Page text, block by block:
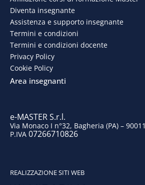
b
o
k
e
d
Diventa insegnante
Assistenza e supporto insegnante
Termini e condizioni
Termini e condizioni docente
Privacy Policy
Cookie Policy
Area insegnanti
e-MASTER S.r.l.
Via Monaco I n°32, Bagheria (PA) – 90011
P.IVA 07266710826
REALIZZAZIONE SITI WEB